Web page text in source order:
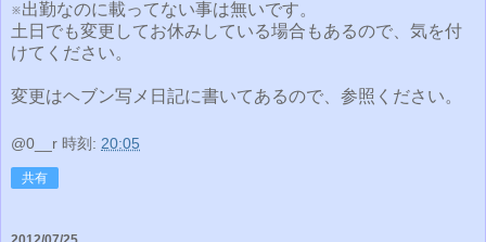
※出勤なのに載ってない事は無いです。
土日でも変更してお休みしている場合もあるので、気を付
けてください。
変更はヘブン写メ日記に書いてあるので、参照ください。
@0__r 時刻: 20:05
共有